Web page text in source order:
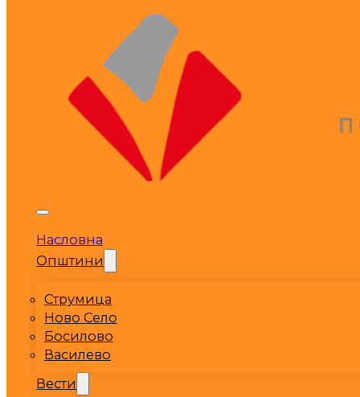
Насловна
Општини
Струмица
Ново Село
Босилово
Василево
Вести